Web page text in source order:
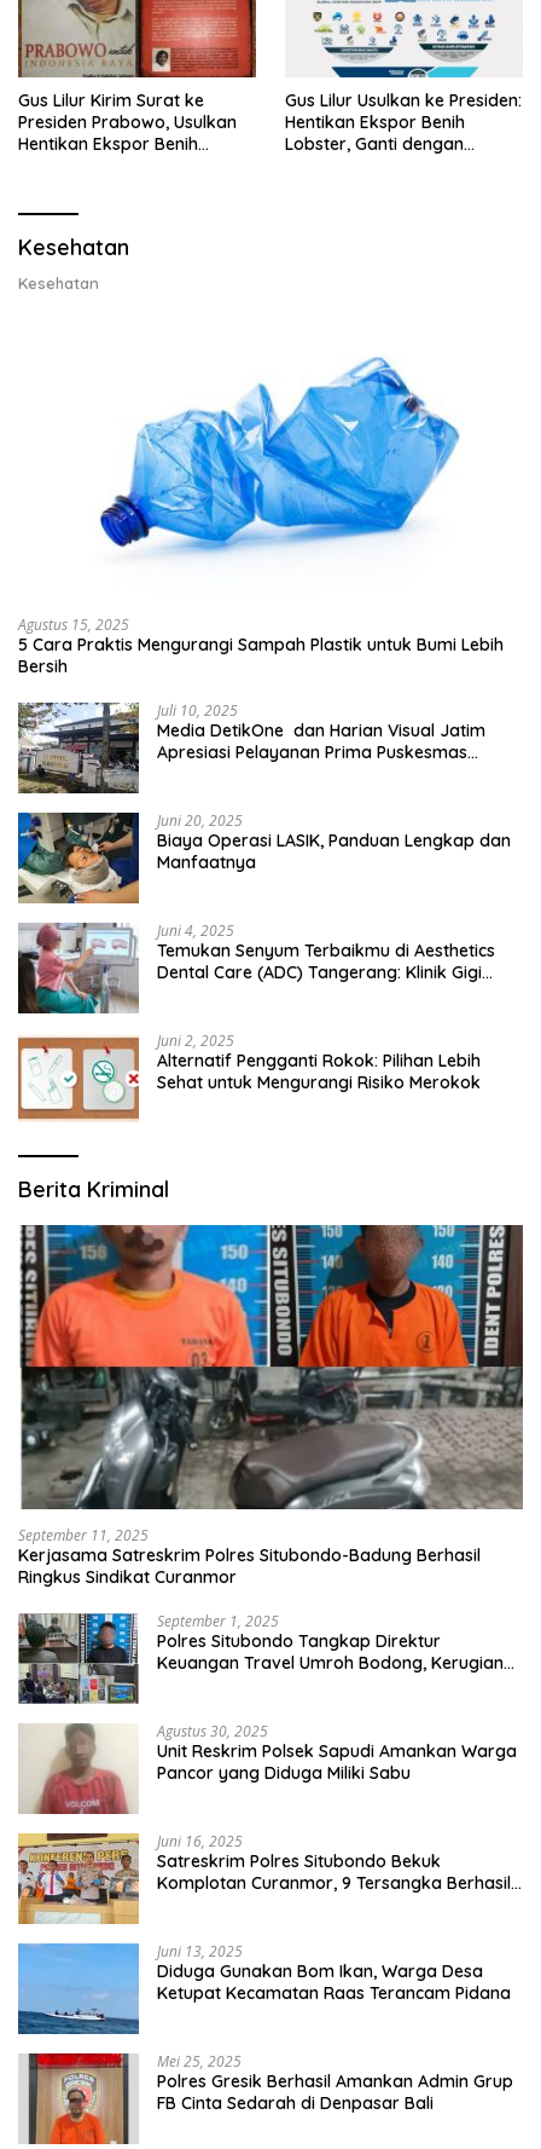
Gus Lilur Kirim Surat ke
Presiden Prabowo, Usulkan
Hentikan Ekspor Benih
Gus Lilur Usulkan ke Presiden:
Hentikan Ekspor Benih
Lobster, Ganti dengan
Kesehatan
Kesehatan
Agustus 15, 2025
5 Cara Praktis Mengurangi Sampah Plastik untuk Bumi Lebih
Bersih
Juli 10, 2025
Media DetikOne dan Harian Visual Jatim
Apresiasi Pelayanan Prima Puskesmas
Juni 20, 2025
Biaya Operasi LASIK, Panduan Lengkap dan
Manfaatnya
Juni 4, 2025
Temukan Senyum Terbaikmu di Aesthetics
Dental Care (ADC) Tangerang: Klinik Gigi
Juni 2, 2025
Alternatif Pengganti Rokok: Pilihan Lebih
Sehat untuk Mengurangi Risiko Merokok
Berita Kriminal
September 11, 2025
Kerjasama Satreskrim Polres Situbondo-Badung Berhasil
Ringkus Sindikat Curanmor
September 1, 2025
Polres Situbondo Tangkap Direktur
Keuangan Travel Umroh Bodong, Kerugian
Agustus 30, 2025
Unit Reskrim Polsek Sapudi Amankan Warga
Pancor yang Diduga Miliki Sabu
Juni 16, 2025
Satreskrim Polres Situbondo Bekuk
Komplotan Curanmor, 9 Tersangka Berhasil
Juni 13, 2025
Diduga Gunakan Bom Ikan, Warga Desa
Ketupat Kecamatan Raas Terancam Pidana
Mei 25, 2025
Polres Gresik Berhasil Amankan Admin Grup
FB Cinta Sedarah di Denpasar Bali